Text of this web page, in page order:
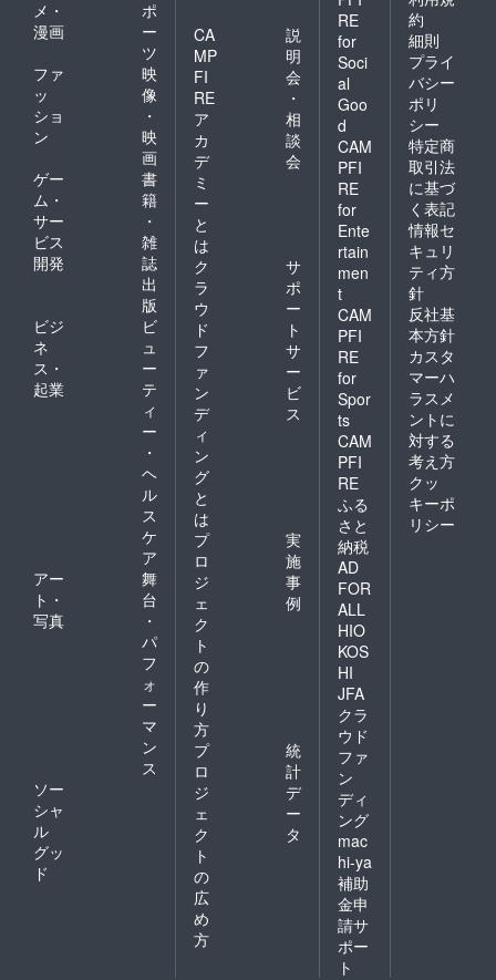
メ・
漫画
ポ
ー
ツ
ファ
ッ
ショ
ン
映
像
・
映
画
ゲー
ム・
サー
ビス
開発
書
籍
・
雑
誌
出
版
ビジ
ネ
ス・
起業
ビ
ュ
ー
テ
ィ
ー
・
ヘ
ル
ス
ケ
ア
アー
ト・
写真
舞
台
・
パ
フ
ォ
ー
マ
ン
ス
ソー
シャ
ル
グッ
ド
CA
MP
FI
RE
ア
カ
デ
ミ
ー
と
は
説
明
会
・
相
談
会
ク
ラ
ウ
ド
フ
ァ
ン
デ
ィ
ン
グ
と
は
サ
ポ
ー
ト
サ
ー
ビ
ス
プ
ロ
ジ
ェ
ク
ト
の
作
り
方
実
施
事
例
プ
ロ
ジ
ェ
ク
ト
の
広
め
方
統
計
デ
ー
タ
RE
for
Soci
al
Goo
d
CAM
PFI
RE
for
Ente
rtain
men
t
CAM
PFI
RE
for
Spor
ts
CAM
PFI
RE
ふる
さと
納税
AD
FOR
ALL
HIO
KOS
HI
JFA
クラ
ウド
ファ
ン
ディ
ング
mac
hi-ya
補助
金申
請サ
ポー
ト
約
細則
プライ
バシー
ポリ
シー
特定商
取引法
に基づ
く表記
情報セ
キュリ
ティ方
針
反社基
本方針
カスタ
マーハ
ラスメ
ントに
対する
考え方
クッ
キーポ
リシー